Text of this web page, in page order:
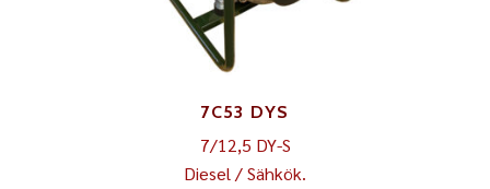
7C53 DYS
7/12,5 DY-S
Diesel / Sähkök.